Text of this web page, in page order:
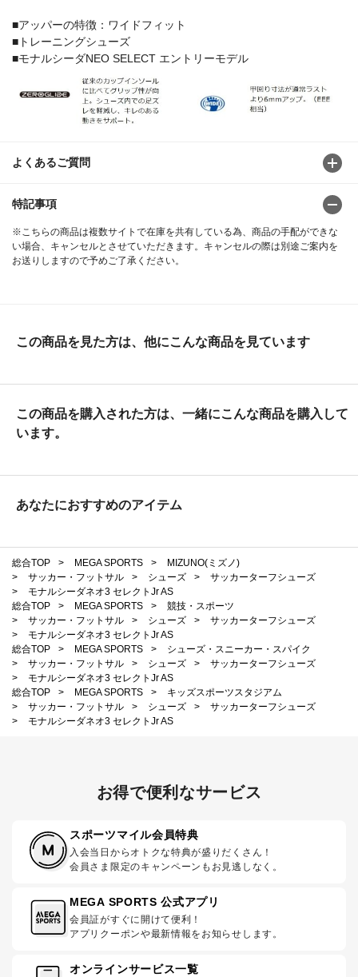
■アッパーの特徴：ワイドフィット
■トレーニングシューズ
■モナルシーダNEO SELECT エントリーモデル
よくあるご質問
特記事項
※こちらの商品は複数サイトで在庫を共有している為、商品の手配ができな
い場合、キャンセルとさせていただきます。キャンセルの際は別途ご案内を
お送りしますので予めご了承ください。
この商品を見た方は、他にこんな商品を見ています
この商品を購入された方は、一緒にこんな商品を購入して
います。
あなたにおすすめのアイテム
総合TOP > MEGA SPORTS >
MIZUNO(ミズノ)
>
サッカー・フットサル > シューズ >
サッカーターフシューズ
>
モナルシーダネオ3 セレクトJr AS
総合TOP
> MEGA SPORTS >
競技・スポーツ
>
サッカー・フットサル > シューズ >
サッカーターフシューズ
>
モナルシーダネオ3 セレクトJr AS
総合TOP
> MEGA SPORTS >
シューズ・スニーカー・スパイク
>
サッカー・フットサル > シューズ >
サッカーターフシューズ
>
モナルシーダネオ3 セレクトJr AS
総合TOP
> MEGA SPORTS >
キッズスポーツスタジアム
>
サッカー・フットサル > シューズ >
サッカーターフシューズ
>
モナルシーダネオ3 セレクトJr AS
お得で便利なサービス
スポーツマイル会員特典
入会当日からオトクな特典が盛りだくさん！
会員さま限定のキャンペーンもお見逃しなく。
MEGA SPORTS 公式アプリ
会員証がすぐに開けて便利！
アプリクーポンや最新情報をお知らせします。
オンラインサービス一覧